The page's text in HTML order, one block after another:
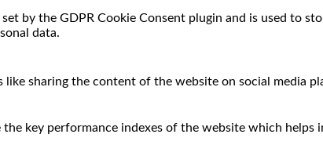
set by the GDPR Cookie Consent plugin and is used to
data.
sharing the content of the website on social media
key performance indexes of the website which